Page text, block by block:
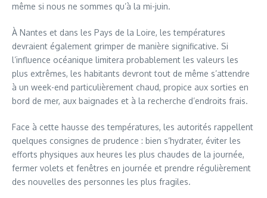
même si nous ne sommes qu’à la mi-juin.
À Nantes et dans les Pays de la Loire, les températures
devraient également grimper de manière significative. Si
l’influence océanique limitera probablement les valeurs les
plus extrêmes, les habitants devront tout de même s’attendre
à un week-end particulièrement chaud, propice aux sorties en
bord de mer, aux baignades et à la recherche d’endroits frais.
Face à cette hausse des températures, les autorités rappellent
quelques consignes de prudence : bien s’hydrater, éviter les
efforts physiques aux heures les plus chaudes de la journée,
fermer volets et fenêtres en journée et prendre régulièrement
des nouvelles des personnes les plus fragiles.